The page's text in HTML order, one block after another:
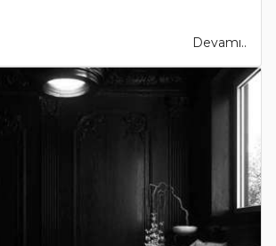
Devamı..